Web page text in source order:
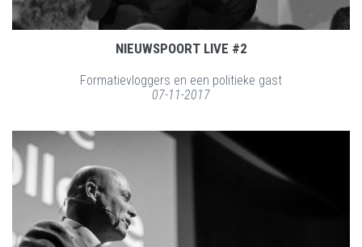
NIEUWSPOORT LIVE #2
Formatievloggers en een politieke gast
07-11-2017